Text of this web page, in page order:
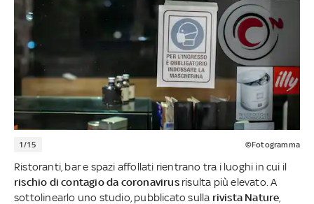
1/15 ©Fotogramma
Ristoranti, bar e spazi affollati rientrano tra i luoghi in cui il
rischio di contagio da coronavirusrisulta più elevato. A
sottolinearlo uno studio, pubblicato sulla rivista Nature